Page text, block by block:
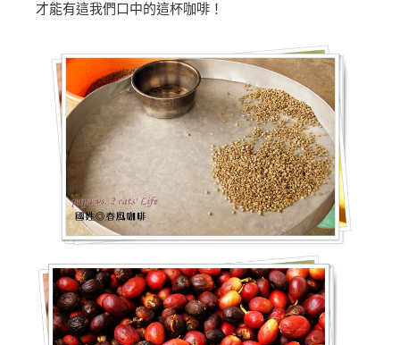
才能有這我們口中的這杯咖啡！